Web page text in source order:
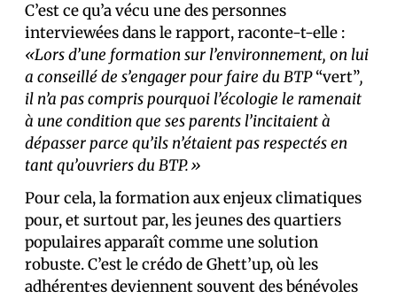
C’est ce qu’a vécu une des personnes
interviewées dans le rapport, raconte-t-elle :
«Lors d’une formation sur l’environnement, on lui
a conseillé de s’engager pour faire du BTP“vert”,
il n’a pas compris pourquoi l’écologie le ramenait
à une condition que ses parents l’incitaient à
dépasser parce qu’ils n’étaient pas respectés en
tant qu’ouvriers du BTP.»
Pour cela, la formation aux enjeux climatiques
pour, et surtout par, les jeunes des quartiers
populaires apparaît comme une solution
robuste. C’est le crédo de Ghett’up, où les
adhérent·es deviennent souvent des bénévoles